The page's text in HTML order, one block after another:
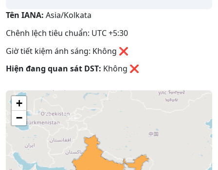
Tên IANA: Asia/Kolkata
Chênh lệch tiêu chuẩn: UTC +5:30
Giờ tiết kiệm ánh sáng: Không ❌
Hiện đang quan sát DST: Không ❌
+
−